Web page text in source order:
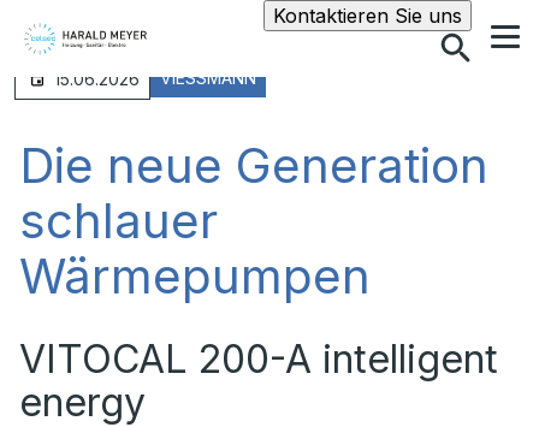
Kontaktieren Sie unsSuche
15.06.2026 VIESSMANN
Die neue Generation
schlauer
Wärmepumpen
VITOCAL 200-A intelligent
energy